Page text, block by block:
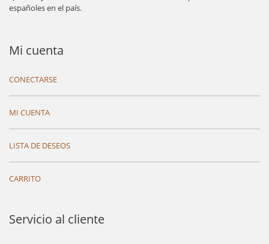
españoles en el país.
Mi cuenta
CONECTARSE
MI CUENTA
LISTA DE DESEOS
CARRITO
Servicio al cliente